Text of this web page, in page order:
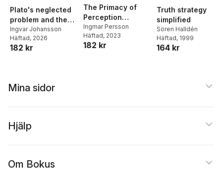
Plato's neglected
problem and the
property view of
numbers : back to
Euclid with some
Ingvar Johansson
Häftad, 2026
182 kr
The Primacy of
Perception
Revisited
Ingmar Persson
Häftad, 2023
182 kr
Truth strategy
simplified
Sören Halldén
Häftad, 1999
164 kr
Mina sidor
Hjälp
Om Bokus